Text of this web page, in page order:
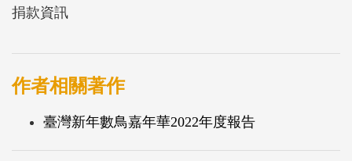
捐款資訊
作者相關著作
臺灣新年數鳥嘉年華2022年度報告